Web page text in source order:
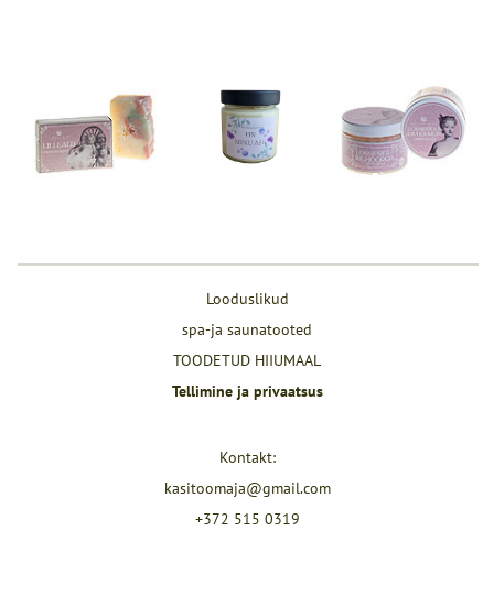
Looduslikud
spa-ja saunatooted
TOODETUD HIIUMAAL
Tellimine ja privaatsus
Kontakt:
kasitoomaja@gmail.com
+372 515 0319